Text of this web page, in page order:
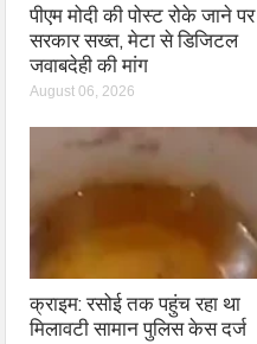
पीएम मोदी की पोस्ट रोके जाने पर
सरकार सख्त, मेटा से डिजिटल
जवाबदेही की मांग
August 06, 2026
क्राइम: रसोई तक पहुंच रहा था
मिलावटी सामान पुलिस केस दर्ज